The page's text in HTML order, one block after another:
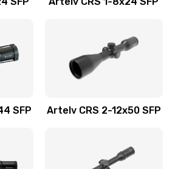
SFP Artelv CRS 2-12x50 SFP